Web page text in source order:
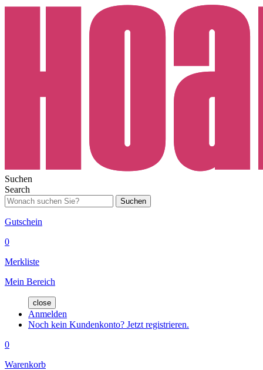
Suchen
Search
Suchen
Gutschein
0
Merkliste
Mein Bereich
close
Anmelden
Noch kein Kundenkonto? Jetzt registrieren.
0
Warenkorb